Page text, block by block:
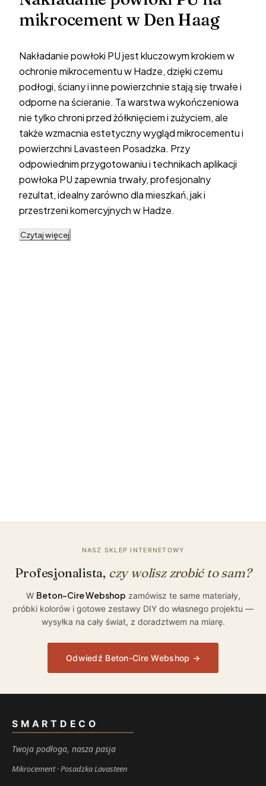
mikrocement w Den Haag
Nakładanie powłoki PU jest kluczowym krokiem w
ochronie mikrocementu w Hadze, dzięki czemu
podłogi, ściany i inne powierzchnie stają się trwałe i
odporne na ścieranie. Ta warstwa wykończeniowa
nie tylko chroni przed żółknięciem i zużyciem, ale
także wzmacnia estetyczny wygląd mikrocementu i
powierzchni Lavasteen Posadzka. Przy
odpowiednim przygotowaniu i technikach aplikacji
powłoka PU zapewnia trwały, profesjonalny
rezultat, idealny zarówno dla mieszkań, jak i
przestrzeni komercyjnych w Hadze.
Czytaj więcej
NASZ SKLEP INTERNETOWY
Profesjonalista, czy wolisz zrobić to sam?
W Beton-Cire Webshop zamówisz te same materiały,
próbki kolorów i gotowe zestawy DIY do własnego projektu —
wysyłka na cały świat, z doradztwem na miarę.
Odwiedź Beton-Cire Webshop →
SMARTDECO
Twoja podłoga, nasza pasja
Mikrocement Posadzka Lavasteen